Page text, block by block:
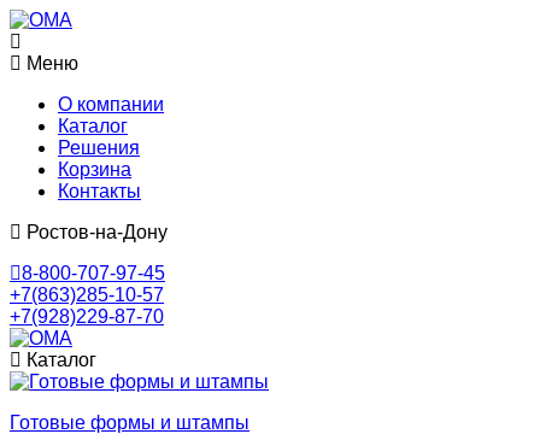
Меню
О компании
Каталог
Решения
Корзина
Контакты
Ростов-на-Дону
8-800-707-97-45
+7(863)285-10-57
+7(928)229-87-70
Каталог
Готовые формы и штампы